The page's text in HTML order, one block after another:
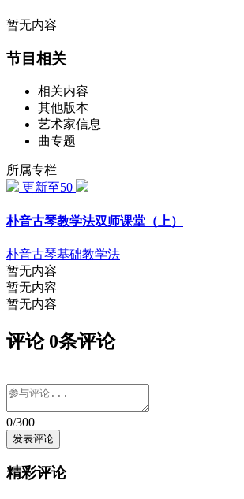
暂无内容
节目相关
相关内容
其他版本
艺术家信息
曲专题
所属专栏
更新至50
朴音古琴教学法双师课堂（上）
朴音古琴基础教学法
暂无内容
暂无内容
暂无内容
评论 0条评论
0/300
精彩评论